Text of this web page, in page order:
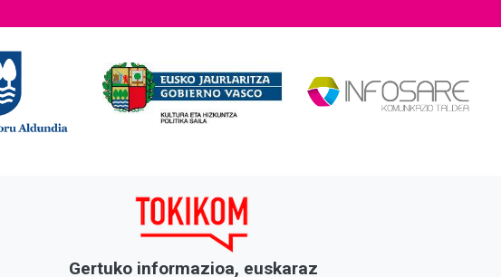
Gertuko informazioa, euskaraz